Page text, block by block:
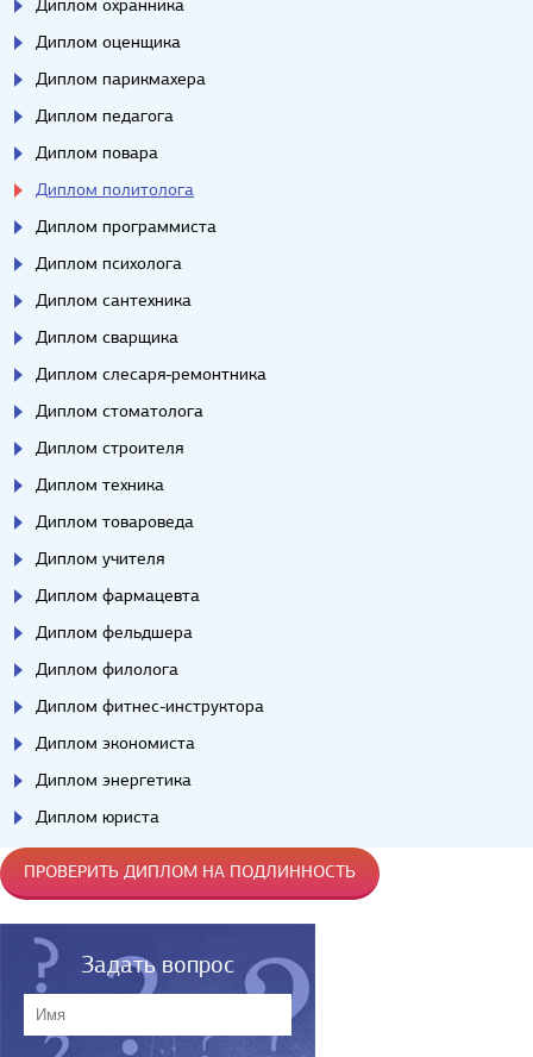
Диплом охранника
Диплом оценщика
Диплом парикмахера
Диплом педагога
Диплом повара
Диплом политолога
Диплом программиста
Диплом психолога
Диплом сантехника
Диплом сварщика
Диплом слесаря-ремонтника
Диплом стоматолога
Диплом строителя
Диплом техника
Диплом товароведа
Диплом учителя
Диплом фармацевта
Диплом фельдшера
Диплом филолога
Диплом фитнес-инструктора
Диплом экономиста
Диплом энергетика
Диплом юриста
ПРОВЕРИТЬ ДИПЛОМ НА ПОДЛИННОСТЬ
Задать вопрос